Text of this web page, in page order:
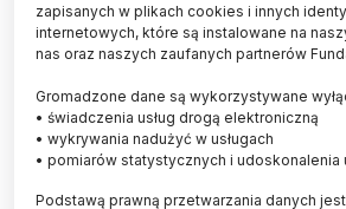
zapisanych w plikach cookies i innych
internetowych, które są instalowane na
nas oraz naszych zaufanych partnerów
Gromadzone dane są wykorzystywane
• świadczenia usług drogą elektroniczną
• wykrywania nadużyć w usługach
• pomiarów statystycznych i udoskonalenia
Podstawą prawną przetwarzania danych